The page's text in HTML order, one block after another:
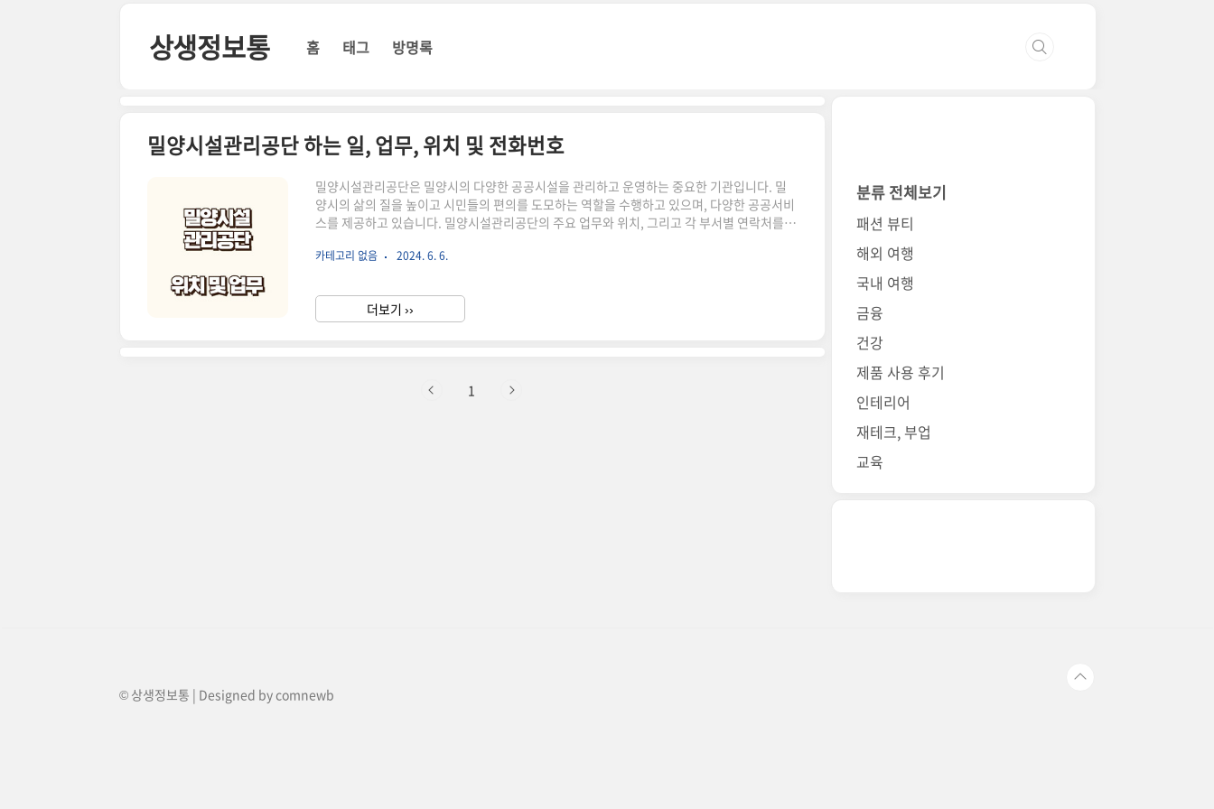
상생정보통 홈 태그 방명록
밀양시설관리공단 하는 일, 업무, 위치 및 전화번호
밀양시설관리공단은 밀양시의 다양한 공공시설을 관리하고 운영하는 중요한 기관입니다. 밀
양시의 삶의 질을 높이고 시민들의 편의를 도모하는 역할을 수행하고 있으며, 다양한 공공서비
스를 제공하고 있습니다. 밀양시설관리공단의 주요 업무와 위치, 그리고 각 부서별 연락처를
시설관리공단이 제공하는 서비스와 부서별 업무, 그리고 위치 및 전화번호에 대해 자세히 알아
으로 관리하고 운영하는 역할을 맡고 있습니다. 이 공단의 주요 업무는 다음과 같습니다.시설
관리 및 유지보수: 공원, 체육시설, 문화시설 등 다양한 공공시설의 유지보수를 통해 시..
카테고리 없음 2024. 6. 6.
더보기 ››
1
분류 전체보기
패션 뷰티
해외 여행
국내 여행
금융
건강
제품 사용 후기
인테리어
재테크, 부업
교육
© 상생정보통 | Designed bycomnewb